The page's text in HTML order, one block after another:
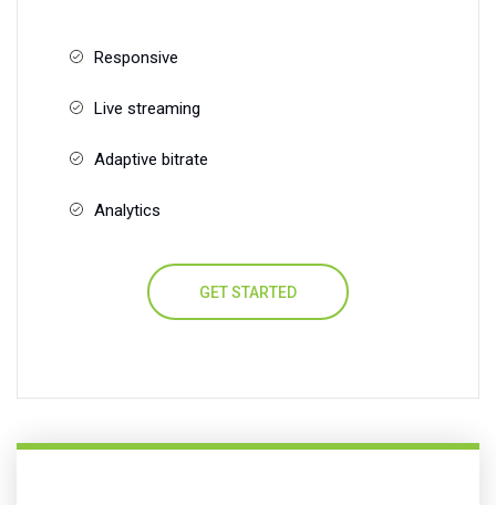
Responsive
Live streaming
Adaptive bitrate
Analytics
GET STARTED